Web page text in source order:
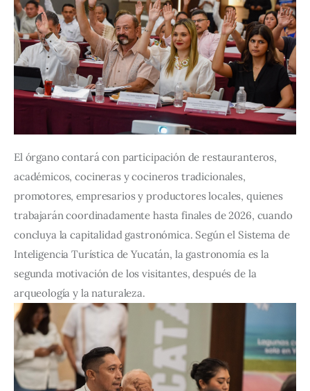
El órgano contará con participación de restauranteros,
académicos, cocineras y cocineros tradicionales,
promotores, empresarios y productores locales, quienes
trabajarán coordinadamente hasta finales de 2026, cuando
concluya la capitalidad gastronómica. Según el Sistema de
Inteligencia Turística de Yucatán, la gastronomía es la
segunda motivación de los visitantes, después de la
arqueología y la naturaleza.